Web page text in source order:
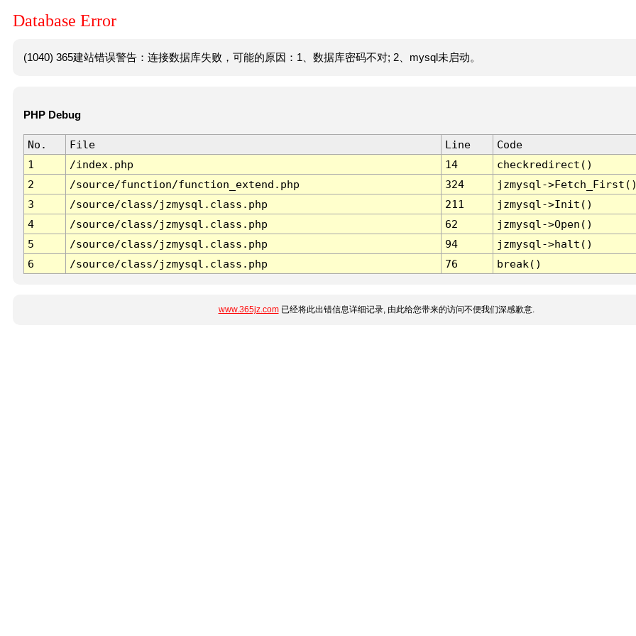
Database Error
(1040) 365建站错误警告：连接数据库失败，可能的原因：1、数据库密码不对; 2、mysql未启动。
PHP Debug
No. File Line
Code
1
/index.php 14
checkredirect()
2
/source/function/function_extend.php 324
jzmysql-
3
/source/class/jzmysql.class.php 211
jzmysql->Init()
4
/source/class/jzmysql.class.php 62
jzmysql->Open()
5
/source/class/jzmysql.class.php 94
jzmysql->halt()
6
/source/class/jzmysql.class.php 76 break()
www.365jz.com已经将此出错信息详细记录, 由此给您带来的访问不便我们深感歉意.